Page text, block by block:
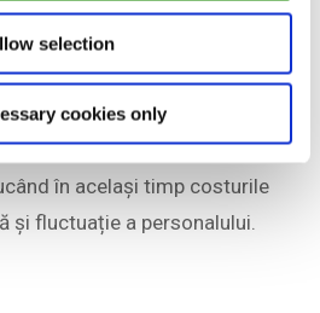
selection
cookies only
a gestionării afacerii,
resurse umane în fundal.
puternice și bine pregătite
oaspeți mai mulțumiți și
în același timp costurile
și fluctuație a personalului.